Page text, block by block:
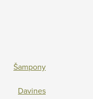
Šampony
Davines